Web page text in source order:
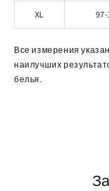
XL
Все измерения
наилучших
белья.